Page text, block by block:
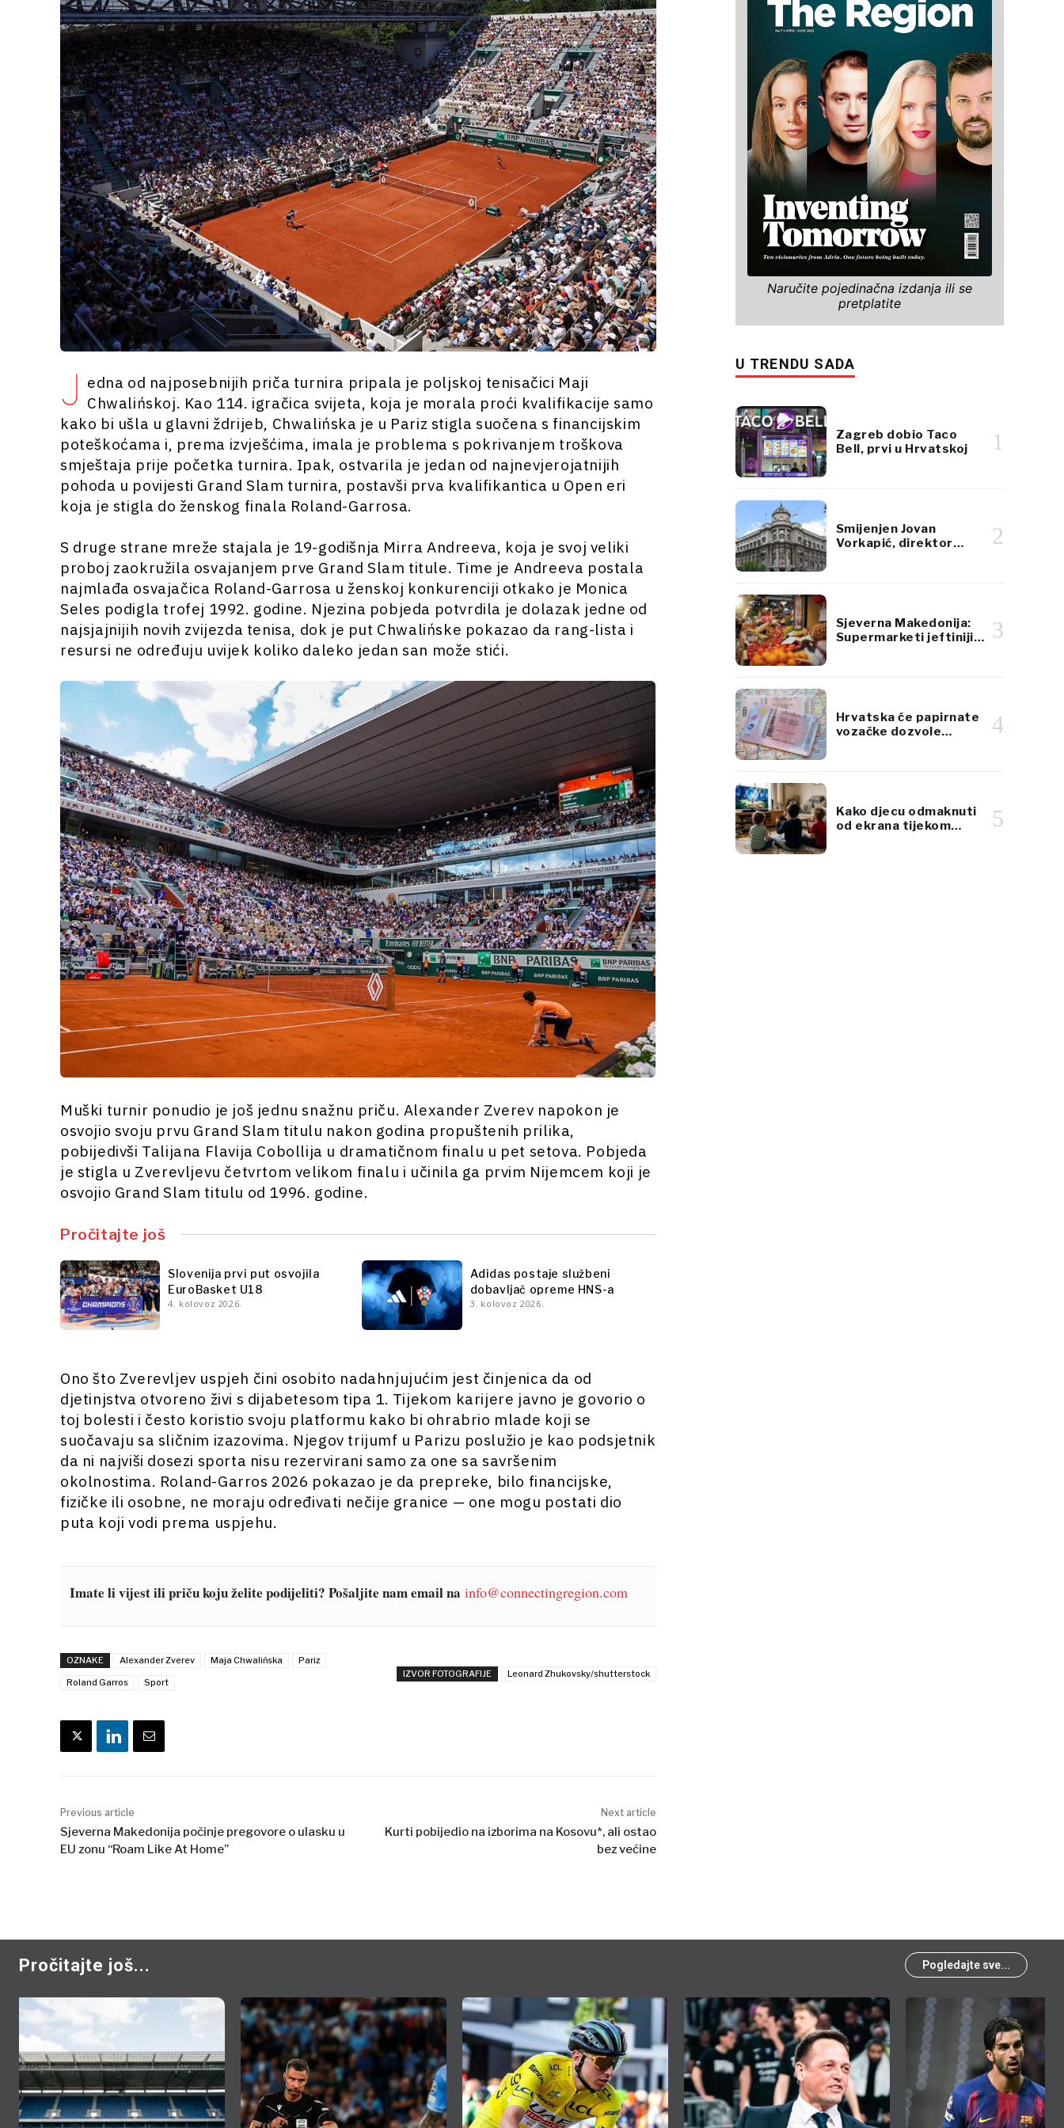
J edna od najposebnijih priča turnira pripala je poljskoj tenisačici Maji
Chwalińskoj. Kao 114. igračica svijeta, koja je morala proći kvalifikacije samo
kako bi ušla u glavni ždrijeb, Chwalińska je u Pariz stigla suočena s financijskim
poteškoćama i, prema izvješćima, imala je problema s pokrivanjem troškova
smještaja prije početka turnira. Ipak, ostvarila je jedan od najnevjerojatnijih
pohoda u povijesti Grand Slam turnira, postavši prva kvalifikantica u Open eri
koja je stigla do ženskog finala Roland-Garrosa.
S druge strane mreže stajala je 19-godišnja Mirra Andreeva, koja je svoj veliki
proboj zaokružila osvajanjem prve Grand Slam titule. Time je Andreeva postala
najmlađa osvajačica Roland-Garrosa u ženskoj konkurenciji otkako je Monica
Seles podigla trofej 1992. godine. Njezina pobjeda potvrdila je dolazak jedne od
najsjajnijih novih zvijezda tenisa, dok je put Chwalińske pokazao da rang-lista i
resursi ne određuju uvijek koliko daleko jedan san može stići.
Muški turnir ponudio je još jednu snažnu priču. Alexander Zverev napokon je
osvojio svoju prvu Grand Slam titulu nakon godina propuštenih prilika,
pobijedivši Talijana Flavija Cobollija u dramatičnom finalu u pet setova. Pobjeda
je stigla u Zverevljevu četvrtom velikom finalu i učinila ga prvim Nijemcem koji je
osvojio Grand Slam titulu od 1996. godine.
Pročitajte još
Slovenija prvi put osvojila
EuroBasket U18
4. kolovoz 2026.
Adidas postaje službeni
dobavljač opreme HNS-a
3. kolovoz 2026.
Ono što Zverevljev uspjeh čini osobito nadahnjujućim jest činjenica da od
djetinjstva otvoreno živi s dijabetesom tipa 1. Tijekom karijere javno je govorio o
toj bolesti i često koristio svoju platformu kako bi ohrabrio mlade koji se
suočavaju sa sličnim izazovima. Njegov trijumf u Parizu poslužio je kao podsjetnik
da ni najviši dosezi sporta nisu rezervirani samo za one sa savršenim
okolnostima. Roland-Garros 2026 pokazao je da prepreke, bilo financijske,
fizičke ili osobne, ne moraju određivati nečije granice — one mogu postati dio
puta koji vodi prema uspjehu.
Imate li vijest ili priču koju želite podijeliti? Pošaljite nam email na info@connectingregion.com
OZNAKE Alexander Zverev Maja Chwalińska
Pariz
Roland Garros
Sport
IZVOR FOTOGRAFIJE Leonard Zhukovsky/shutterstock
Previous article
Sjeverna Makedonija počinje pregovore o ulasku u
EU zonu “Roam Like At Home”
Next article
Kurti pobijedio na izborima na Kosovu*, ali ostao
bez većine
Naručite pojedinačna izdanja ili se
pretplatite
U TRENDU SADA
Zagreb dobio Taco
Bell, prvi u Hrvatskoj
1
Smijenjen Jovan
Vorkapić, direktor
2
Sjeverna Makedonija:
Supermarketi jeftiniji
3
Hrvatska će papirnate
vozačke dozvole
4
Kako djecu odmaknuti
od ekrana tijekom
5
Pročitajte još... Pogledajte sve...